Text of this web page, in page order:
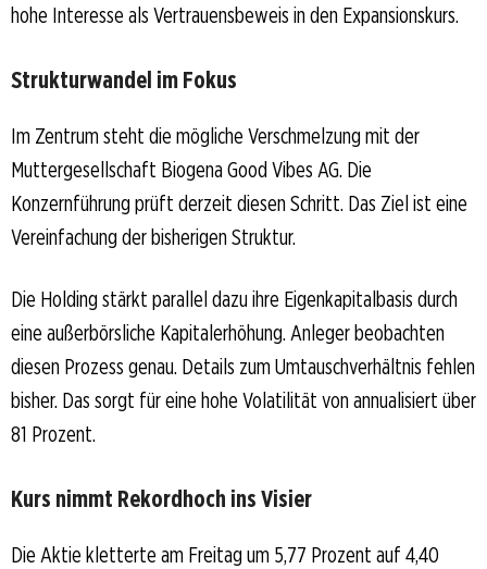
hohe Interesse als Vertrauensbeweis in den Expansionskurs.
Strukturwandel im Fokus
Im Zentrum steht die mögliche Verschmelzung mit der
Muttergesellschaft Biogena Good Vibes AG. Die
Konzernführung prüft derzeit diesen Schritt. Das Ziel ist eine
Vereinfachung der bisherigen Struktur.
Die Holding stärkt parallel dazu ihre Eigenkapitalbasis durch
eine außerbörsliche Kapitalerhöhung. Anleger beobachten
diesen Prozess genau. Details zum Umtauschverhältnis fehlen
bisher. Das sorgt für eine hohe Volatilität von annualisiert über
81 Prozent.
Kurs nimmt Rekordhoch ins Visier
Die Aktie kletterte am Freitag um 5,77 Prozent auf 4,40